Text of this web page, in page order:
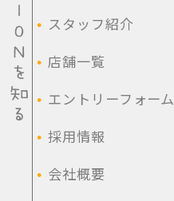
・ スタッフ紹介
・店舗一覧
・ エントリーフォーム
・採用情報
・ 会社概要